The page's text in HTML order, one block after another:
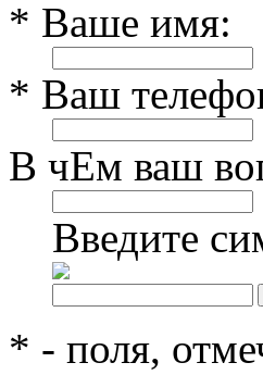
* Ваше имя:
* Ваш
В чЕм ваш
Введите
* - поля,